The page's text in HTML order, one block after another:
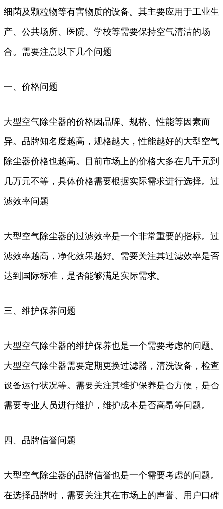
细菌及颗粒物等有害物质的设备。其主要应用于工业生
产、公共场所、医院、学校等需要保持空气清洁的场
合。需要注意以下几个问题
一、价格问题
大型空气除尘器的价格因品牌、规格、性能等因素而
异。品牌知名度越高，规格越大，性能越好的大型空气
除尘器价格也越高。目前市场上的价格大多在几千元到
几万元不等，具体价格需要根据实际需求进行选择。过
滤效率问题
大型空气除尘器的过滤效率是一个非常重要的指标。过
滤效率越高，净化效果越好。需要关注其过滤效率是否
达到国际标准，是否能够满足实际需求。
三、维护保养问题
大型空气除尘器的维护保养也是一个需要考虑的问题。
大型空气除尘器需要定期更换过滤器，清洗设备，检查
设备运行状况等。需要关注其维护保养是否方便，是否
需要专业人员进行维护，维护成本是否高昂等问题。
四、品牌信誉问题
大型空气除尘器的品牌信誉也是一个需要考虑的问题。
在选择品牌时，需要关注其在市场上的声誉、用户口碑